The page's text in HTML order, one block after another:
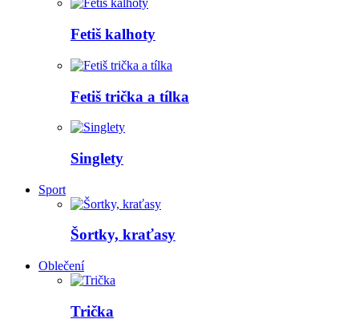
Fetiš kalhoty
Fetiš trička a tílka
Singlety
Sport
Šortky, kraťasy
Oblečení
Trička